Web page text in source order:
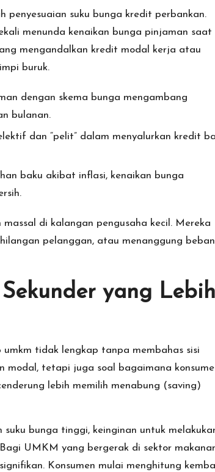
penyesuaian suku bunga kredit perbankan.
menunda kenaikan bunga pinjaman saat
mengandalkan kredit modal kerja atau
buruk.
dengan skema bunga mengambang
bulanan.
dan “pelit” dalam menyalurkan kredit
baku akibat inflasi, kenaikan bunga
di kalangan pengusaha kecil. Mereka
pelanggan, atau menanggung beban
yang Lebih
tidak lengkap tanpa membahas sisi
modal, tetapi juga soal bagaimana
lebih memilih menabung (saving)
suku bunga tinggi, keinginan untuk
UMKM yang bergerak di sektor
Konsumen mulai menghitung